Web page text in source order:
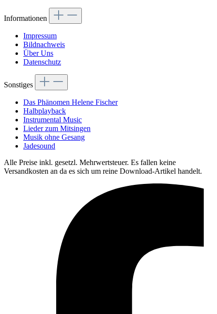
Informationen
Impressum
Bildnachweis
Über Uns
Datenschutz
Sonstiges
Das Phänomen Helene Fischer
Halbplayback
Instrumental Music
Lieder zum Mitsingen
Musik ohne Gesang
Jadesound
Alle Preise inkl. gesetzl. Mehrwertsteuer. Es fallen keine
Versandkosten an da es sich um reine Download-Artikel handelt.